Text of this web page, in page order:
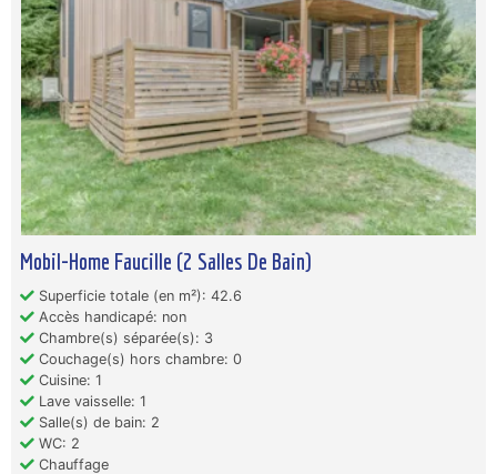
Mobil-Home Faucille (2 Salles De Bain)
Superficie totale (en m²): 42.6
Accès handicapé: non
Chambre(s) séparée(s): 3
Couchage(s) hors chambre: 0
Cuisine: 1
Lave vaisselle: 1
Salle(s) de bain: 2
WC: 2
Chauffage